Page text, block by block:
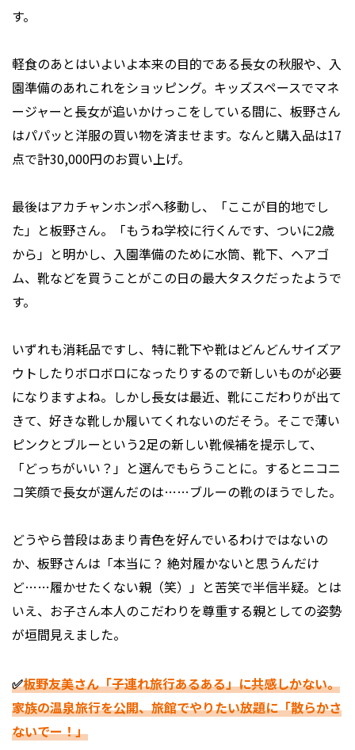
す。
軽食のあとはいよいよ本来の目的である長女の秋服や、入
園準備のあれこれをショッピング。キッズスペースでマネ
ージャーと長女が追いかけっこをしている間に、板野さん
はパパッと洋服の買い物を済ませます。なんと購入品は17
点で計30,000円のお買い上げ。
最後はアカチャンホンポへ移動し、「ここが目的地でし
た」と板野さん。「もうね学校に行くんです、ついに2歳
から」と明かし、入園準備のために水筒、靴下、ヘアゴ
ム、靴などを買うことがこの日の最大タスクだったようで
す。
いずれも消耗品ですし、特に靴下や靴はどんどんサイズア
ウトしたりボロボロになったりするので新しいものが必要
になりますよね。しかし長女は最近、靴にこだわりが出て
きて、好きな靴しか履いてくれないのだそう。そこで薄い
ピンクとブルーという2足の新しい靴候補を提示して、
「どっちがいい？」と選んでもらうことに。するとニコニ
コ笑顔で長女が選んだのは……ブルーの靴のほうでした。
どうやら普段はあまり青色を好んでいるわけではないの
か、板野さんは「本当に？ 絶対履かないと思うんだけ
ど……履かせたくない親（笑）」と苦笑で半信半疑。とは
いえ、お子さん本人のこだわりを尊重する親としての姿勢
が垣間見えました。
✅板野友美さん「子連れ旅行あるある」に共感しかない。
家族の温泉旅行を公開、旅館でやりたい放題に「散らかさ
ないでー！」